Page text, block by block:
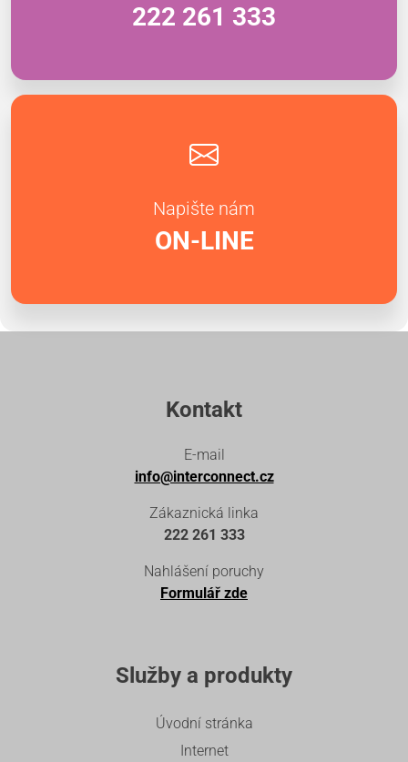
222 261 333
Napište nám
ON-LINE
Kontakt
E-mail
info@interconnect.cz
Zákaznická linka
222 261 333
Nahlášení poruchy
Formulář zde
Služby a produkty
Úvodní stránka
Internet